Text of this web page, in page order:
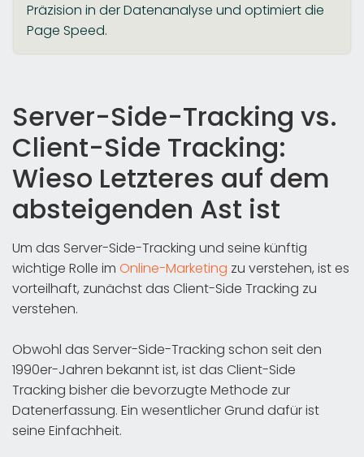
Präzision in der Datenanalyse und optimiert die
Page Speed.
Server-Side-Tracking vs.
Client-Side Tracking:
Wieso Letzteres auf dem
absteigenden Ast ist
Um das Server-Side-Tracking und seine künftig
wichtige Rolle im Online-Marketing zu verstehen, ist es
vorteilhaft, zunächst das Client-Side Tracking zu
verstehen.
Obwohl das Server-Side-Tracking schon seit den
1990er-Jahren bekannt ist, ist das Client-Side
Tracking bisher die bevorzugte Methode zur
Datenerfassung. Ein wesentlicher Grund dafür ist
seine Einfachheit.